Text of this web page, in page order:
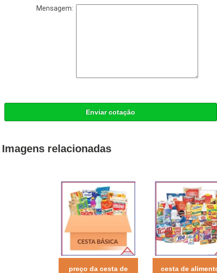
Mensagem:
Enviar cotação
Imagens relacionadas
preço da cesta de
cesta de